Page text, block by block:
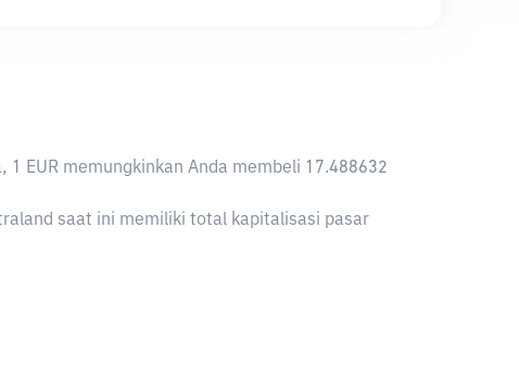
EUR memungkinkan Anda membeli 17.488632
saat ini memiliki total kapitalisasi pasar